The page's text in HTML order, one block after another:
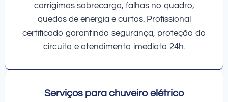
corrigimos sobrecarga, falhas no quadro,
quedas de energia e curtos. Profissional
certificado garantindo segurança, proteção do
circuito e atendimento imediato 24h.
Serviços para chuveiro elétrico